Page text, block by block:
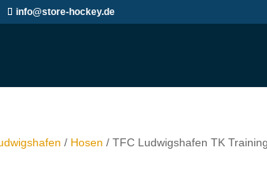
info@store-hockey.de
/ Hosen / TFC Ludwigshafen TK